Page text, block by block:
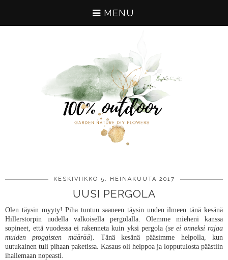
MENU
KESKIVIIKKO 5. HEINÄKUUTA 2017
UUSI PERGOLA
Olen täysin myyty! Piha tuntuu saaneen täysin uuden ilmeen tänä kesänä
Hillerstorpin uudella valkoisella pergolalla. Olemme mieheni kanssa
sopineet, että vuodessa ei rakenneta kuin yksi pergola (se ei onneksi rajaa
muiden proggisten määrää). Tänä kesänä pääsimme helpolla, kun
uutukainen tuli pihaan paketissa. Kasaus oli helppoa ja lopputulosta päästiin
ihailemaan nopeasti.